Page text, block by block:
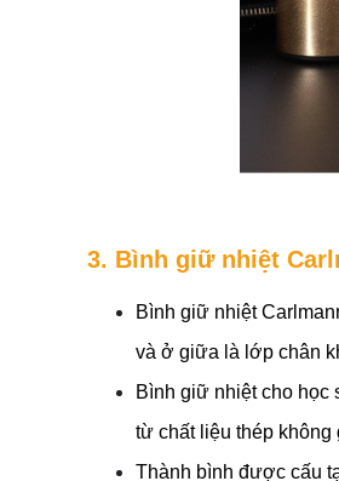
3. Bình giữ nhiệt
Bình giữ nhiệt
và ở giữa là lớp chân
Bình giữ nhiệt cho học
từ chất liệu thép không
Thành bình được cấu